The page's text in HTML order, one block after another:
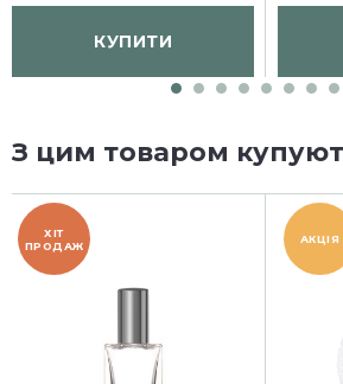
КУПИТИ
З цим товаром
ХІТ
ПРОДАЖ
АКЦІЯ